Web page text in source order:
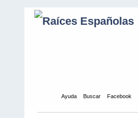
Ayuda Buscar Facebook